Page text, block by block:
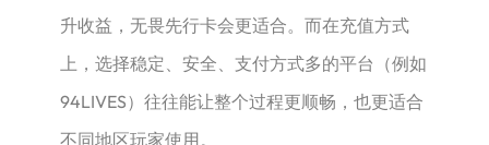
升收益，无畏先行卡会更适合。而在充值方式
上，选择稳定、安全、支付方式多的平台（例如
94LIVES）往往能让整个过程更顺畅，也更适合
不同地区玩家使用。